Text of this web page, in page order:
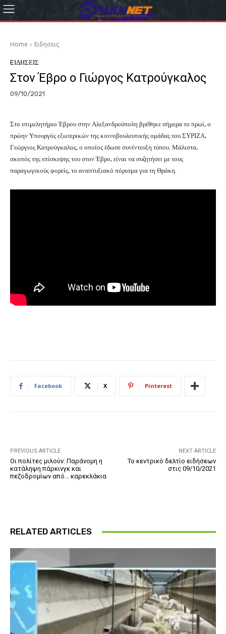
Home Eιδησεις
EΙΔΗΣΕΙΣ
Στον Έβρο ο Γιώργος Κατρούγκαλος
09/10/2021
Στο επιμελητήριο Έβρου στην Αλεξανδρούπολη βρέθηκε σήμερα το πρωί, ο
πρώην Υπουργός εξωτερικών της κοινοβουλευτικής ομάδας του ΣΥΡΙΖΑ,
Γεώργιος Κατρούγκαλος, ο οποίος έδωσε συνέντευξη τύπου. Μάλιστα,
σκοπός της επίσκεψης του στον Έβρο, είναι να συζητήσει με τους
παραγωγικούς φορείς, το αναπτυξιακό πόρισμα για τη Θράκη.
Facebook X Pinterest
PREVIOUS ARTICLE
Οι πολίτες μιλούν: Παράνομη η
κατάληψη πάρκινγκ και
πεζοδρομίων από… καρεκλάκια
NEXT ARTICLE
Το κεντρικό δελτίο ειδήσεων
στις 09/10/2021
RELATED ARTICLES